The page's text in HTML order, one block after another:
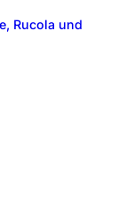
Rucola und